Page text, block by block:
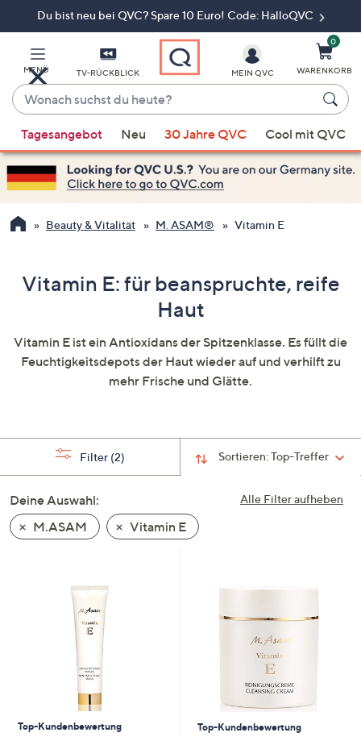
Du bist neu bei QVC? Spare 10 Euro! Code: HalloQVC
MENÜ TV-RÜCKBLICK
Wonach
suchst
du
heute?
Vorschläge
verfügbar
sind,
verwenden
Sie
nach
nach
unten
auf
Geräten
nach
links
bzw.
anzuzeigen.
MEIN QVC
0
WARENKORB
Tagesangebot Neu 30 Jahre QVC Cool mit QVC
Beauty & Vitalität M. ASAM® Vitamin E
Vitamin E: für beanspruchte, reife
Haut
Vitamin E ist ein Antioxidans der Spitzenklasse. Es füllt die
Feuchtigkeitsdepots der Haut wieder auf und verhilft zu
mehr Frische und Glätte.
Sortieren:Top-Treffer
Filter (2)
Alle Filter aufheben
Deine Auswahl:
M.ASAM
Vitamin E
Top-Kundenbewertung
Top-Kundenbewertung